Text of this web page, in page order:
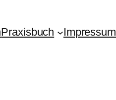
Praxisbuch Impressum